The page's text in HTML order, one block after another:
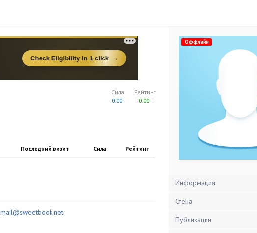
Рейтинг
0.00
Сила
0.00
Последний визит Сила Рейтинг
mail@sweetbook.net
Оффлайн
Информация
Стена
Публикации